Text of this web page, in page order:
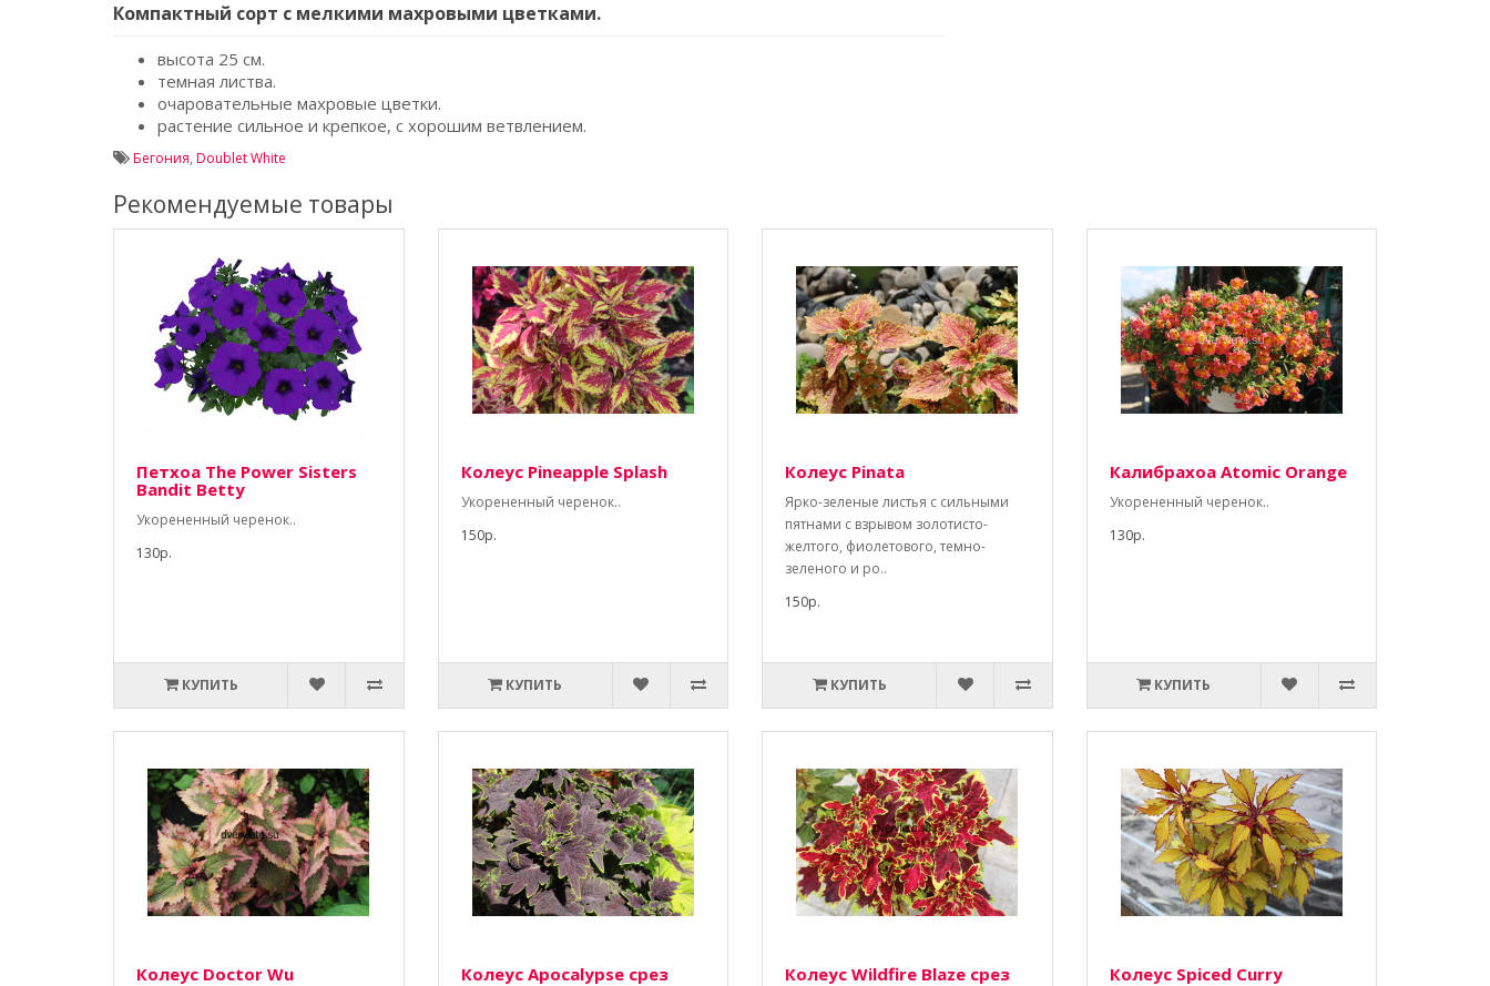
Компактный сорт с мелкими махровыми цветками.
высота 25 см.
темная листва.
очаровательные махровые цветки.
растение сильное и крепкое, с хорошим ветвлением.
Бегония, Doublet White
Рекомендуемые товары
Петхоа The Power Sisters
Bandit Betty
Укорененный черенок..
130р.
КУПИТЬ
Колеус Pineapple Splash
Укорененный черенок..
150р.
КУПИТЬ
Колеус Pinata
Ярко-зеленые листья с сильными
пятнами с взрывом золотисто-
желтого, фиолетового, темно-
зеленого и ро..
150р.
КУПИТЬ
Калибрахоа Atomic Orange
Укорененный черенок..
130р.
КУПИТЬ
Колеус Doctor Wu Колеус Apocalypse срез Колеус Wildfire Blaze срез Колеус Spiced Curry